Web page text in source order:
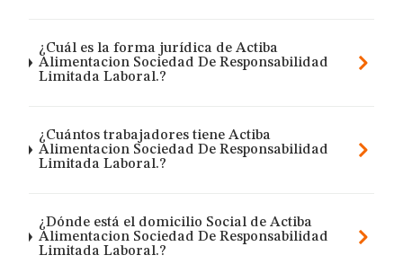
¿Cuál es la forma jurídica de Actiba
Alimentacion Sociedad De Responsabilidad
Limitada Laboral.?
¿Cuántos trabajadores tiene Actiba
Alimentacion Sociedad De Responsabilidad
Limitada Laboral.?
¿Dónde está el domicilio Social de Actiba
Alimentacion Sociedad De Responsabilidad
Limitada Laboral.?